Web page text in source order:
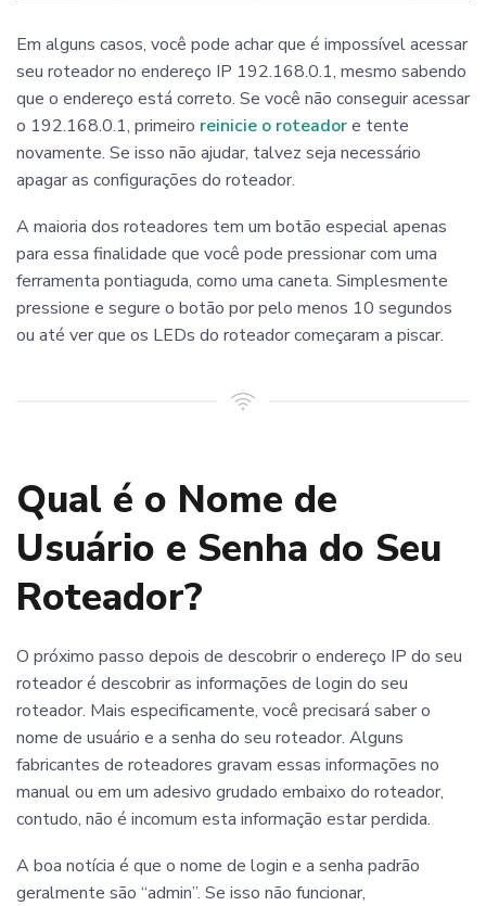
Em alguns casos, você pode achar que é impossível acessar
seu roteador no endereço IP 192.168.0.1, mesmo sabendo
que o endereço está correto. Se você não conseguir acessar
o 192.168.0.1, primeiro reinicie o roteadore tente
novamente. Se isso não ajudar, talvez seja necessário
apagar as configurações do roteador.
A maioria dos roteadores tem um botão especial apenas
para essa finalidade que você pode pressionar com uma
ferramenta pontiaguda, como uma caneta. Simplesmente
pressione e segure o botão por pelo menos 10 segundos
ou até ver que os LEDs do roteador começaram a piscar.
Qual é o Nome de
Usuário e Senha do Seu
Roteador?
O próximo passo depois de descobrir o endereço IP do seu
roteador é descobrir as informações de login do seu
roteador. Mais especificamente, você precisará saber o
nome de usuário e a senha do seu roteador. Alguns
fabricantes de roteadores gravam essas informações no
manual ou em um adesivo grudado embaixo do roteador,
contudo, não é incomum esta informação estar perdida.
A boa notícia é que o nome de login e a senha padrão
geralmente são “admin”. Se isso não funcionar,